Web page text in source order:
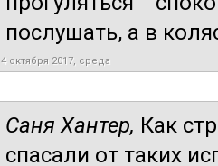
послушать, а в
4 октября 2017, среда
Саня Хантер, Как
спасали от таких